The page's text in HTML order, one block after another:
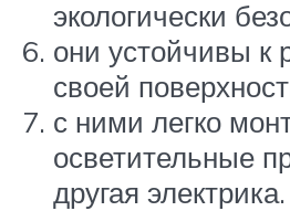
экологически
они устойчивы к
своей
с ними легко
осветительные
другая электрика.